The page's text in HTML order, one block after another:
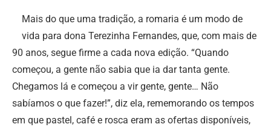
Mais do que uma tradição, a romaria é um modo de
vida para dona Terezinha Fernandes, que, com mais de
90 anos, segue firme a cada nova edição. “Quando
começou, a gente não sabia que ia dar tanta gente.
Chegamos lá e começou a vir gente, gente… Não
sabíamos o que fazer!”, diz ela, rememorando os tempos
em que pastel, café e rosca eram as ofertas disponíveis,